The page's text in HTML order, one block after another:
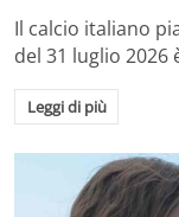
Il calcio italiano
del 31 luglio 2026
Leggi di più